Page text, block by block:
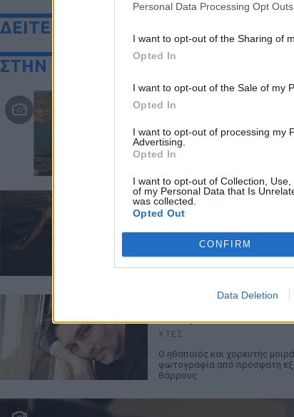
Personal Data Processing Opt Outs
I want to opt-out of the Sharing of
Opted In
I want to opt-out of the Sale of my
Opted In
I want to opt-out of processing my
Advertising.
Opted In
I want to opt-out of Collection,
of my Personal Data that Is
was collected.
Opted Out
CONFIRM
Data Deletion
ΔΕΙΤΕ ΕΠΙΣΗΣ
ΣΤΗΝ ΙΔΙΑ ΚΑΤΗΓΟΡΙΑ
Η Γαρυφαλλιά Καληφώνη
μπικίνι ‑ δείτε τις πόζες
ΠΡΙΝ 11 ΏΡΕΣ
Το μοντέλο μοιράστηκε
καλοκαιρινές της διακοπές
Ιωάννα Τούνη: «Έβγαλα
νοσοκομείο με ορούς και
ΠΡΙΝ 11 ΏΡΕΣ
Η επιχειρηματίας έπαθε
μοιράστηκε με τους followers
δύσκολες ώρες που πέρασε.
Ατύχημα για τον Ιβάν
ΧΤΕΣ
Ο ηθοποιός και χορευτής
φωτογραφία από πρόσφατη
θάρρους